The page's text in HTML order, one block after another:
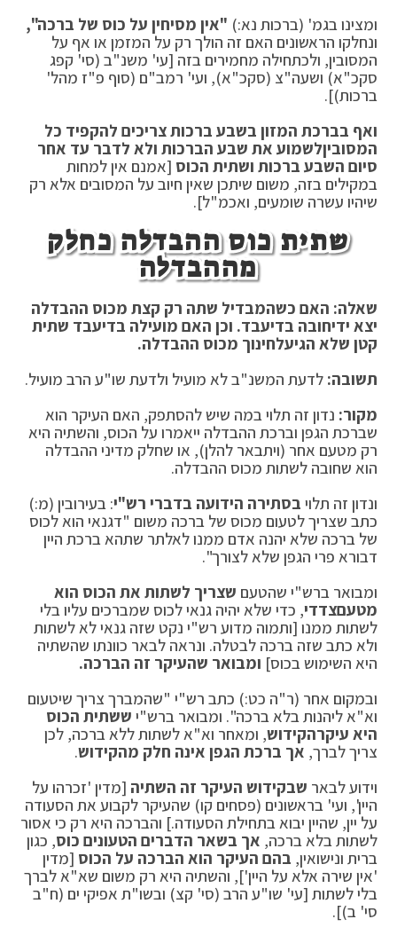
ומצינו בגמ' (ברכות נא:) "אין מסיחין על כוס של ברכה",
ונחלקו הראשונים האם זה הולך רק על המזמן או אף על
המסובין, ולכתחילה מחמירים בזה [עי' משנ"ב (סי' קפג
סקכ"א) ושעה"צ (סקכ"א), ועי' רמב"ם (סוף פ"ז מהל'
ברכות)].
ואף בברכת המזון בשבע ברכות צריכים להקפיד כל
המסוביןלשמוע את שבע הברכות ולא לדבר עד אחר
סיום השבע ברכות ושתית הכוס [אמנם אין למחות
במקילים בזה, משום שיתכן שאין חיוב על המסובים אלא רק
שיהיו עשרה שומעים, ואכמ"ל].
שתית כוס ההבדלה כחלק
מההבדלה
שאלה: האם כשהמבדיל שתה רק קצת מכוס ההבדלה
יצא ידיחובה בדיעבד. וכן האם מועילה בדיעבד שתית
קטן שלא הגיעלחינוך מכוס ההבדלה.
תשובה: לדעת המשנ"ב לא מועיל ולדעת שו"ע הרב מועיל.
מקור: נדון זה תלוי במה שיש להסתפק, האם העיקר הוא
שברכת הגפן וברכת ההבדלה ייאמרו על הכוס, והשתיה היא
רק מטעם אחר (ויתבאר להלן), או שחלק מדיני ההבדלה
הוא שחובה לשתות מכוס ההבדלה.
ונדון זה תלוי בסתירה הידועה בדברי רש"י: בעירובין (מ:)
כתב שצריך לטעום מכוס של ברכה משום "דגנאי הוא לכוס
של ברכה שלא יהנה אדם ממנו לאלתר שתהא ברכת היין
דבורא פרי הגפן שלא לצורך".
ומבואר ברש"י שהטעם שצריך לשתות את הכוס הוא
מטעםצדדי, כדי שלא יהיה גנאי לכוס שמברכים עליו בלי
לשתות ממנו [ותמוה מדוע רש"י נקט שזה גנאי לא לשתות
ולא כתב שזה ברכה לבטלה. ונראה לבאר כוונתו שהשתיה
היא השימוש בכוס] ומבואר שהעיקר זה הברכה.
ובמקום אחר (ר"ה כט:) כתב רש"י "שהמברך צריך שיטעום
וא"א ליהנות בלא ברכה". ומבואר ברש"י ששתית הכוס
היא עיקרהקידוש, ומאחר וא"א לשתות ללא ברכה, לכן
צריך לברך, אך ברכת הגפן אינה חלק מהקידוש.
וידוע לבאר שבקידוש העיקר זה השתיה [מדין 'זכרהו על
היין', ועי' בראשונים (פסחים קו) שהעיקר לקבוע את הסעודה
על יין, שהיין יבוא בתחילת הסעודה.] והברכה היא רק כי אסור
לשתות בלא ברכה, אך בשאר הדברים הטעונים כוס, כגון
ברית ונישואין, בהם העיקר הוא הברכה על הכוס [מדין
'אין שירה אלא על היין'], והשתיה היא רק משום שא"א לברך
בלי לשתות [עי' שו"ע הרב (סי' קצ) ובשו"ת אפיקי ים (ח"ב
סי' ב)].